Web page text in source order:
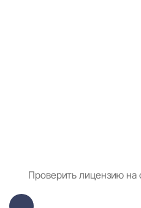
Проверить лицензию на